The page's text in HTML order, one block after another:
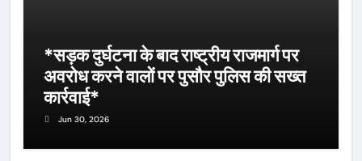
*सड़क दुर्घटना के बाद राष्ट्रीय राजमार्ग पर
अवरोध करने वालों पर पुसौर पुलिस की सख्त
कार्रवाई*
Jun 30, 2026